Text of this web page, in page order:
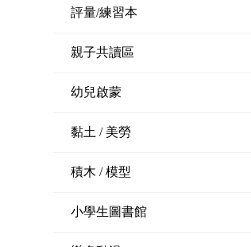
評量/練習本
親子共讀區
幼兒啟蒙
黏土 / 美勞
積木 / 模型
小學生圖書館